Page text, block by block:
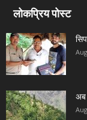
लोकप्रिय पोस्ट
अब